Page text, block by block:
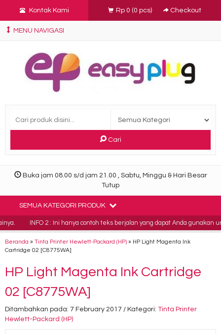
Kontak Kami Rp 0 (0 pcs) Checkout
MENU NAVIGASI
Cari
Buka jam 08.00 s/d jam 21.00 , Sabtu, Minggu & Hari Besar
Tutup
SEMUA KATEGORI PRODUK
INFO 2 : Ini hanya contoh teks berjalan yang dapat Anda gunakan
Beranda » Tinta Printer Hewlett-Packard (HP) » HP Light Magenta Ink
Cartridge 02 [C8775WA]
HP Light Magenta Ink Cartridge
02 [C8775WA]
Ditambahkan pada: 7 February 2017 / Kategori: Tinta Printer
Hewlett-Packard (HP)